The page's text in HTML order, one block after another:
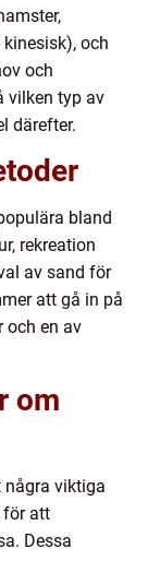
och
och
vilken typ av
därefter.
bland
rekreation
av sand för
att gå in på
och en av
om
några viktiga
för att
Dessa